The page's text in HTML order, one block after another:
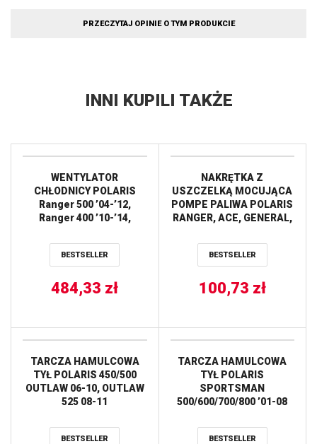
PRZECZYTAJ OPINIE O TYM PRODUKCIE
INNI KUPILI TAKŻE
WENTYLATOR
CHŁODNICY POLARIS
Ranger 500 ’04-’12,
Ranger 400 ’10-’14,
BALLS
BESTSELLER
484,33 zł
NAKRĘTKA Z
USZCZELKĄ MOCUJĄCA
POMPE PALIWA POLARIS
RANGER, ACE, GENERAL,
SCRAMBLER,
SPORTSMAN, 450 HO ALL
BESTSELLER
100,73 zł
TARCZA HAMULCOWA
TYŁ POLARIS 450/500
OUTLAW 06-10, OUTLAW
525 08-11
(4X8,5MM) WAVE NG
BESTSELLER
TARCZA HAMULCOWA
TYŁ POLARIS
SPORTSMAN
500/600/700/800 ’01-08
(4X9,5MM) WAVE NG
BESTSELLER